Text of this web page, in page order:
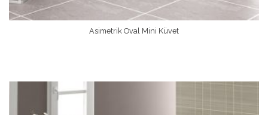
Asimetrik Oval Mini Küvet
Devamını Oku